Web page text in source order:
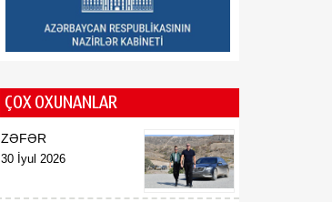
nümayəndəsi təyin
edilməsi haqqında
Azərbaycan
Respublikasının UNESCO
nümayəndəsi vəzifəsindən
geri çağırılması haqqında
07 Avqust
ÇOX OXUNANLAR
ZƏFƏR
30 İyul 2026